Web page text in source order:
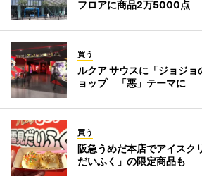
フロアに商品2万5000点
買う
ルクア サウスに「ジョジ
ョップ 「悪」テーマに
買う
阪急うめだ本店でアイス
だいふく」の限定商品も